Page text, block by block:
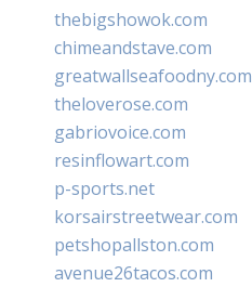
thebigshowok.com
chimeandstave.com
greatwallseafoodny.com
theloverose.com
gabriovoice.com
resinflowart.com
p-sports.net
korsairstreetwear.com
petshopallston.com
avenue26tacos.com